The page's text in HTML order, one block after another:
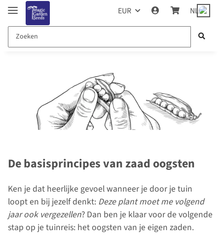
EUR NL
De basisprincipes van zaad oogsten
Ken je dat heerlijke gevoel wanneer je door je tuin
loopt en bij jezelf denkt: Deze plant moet me volgend
jaar ook vergezellen? Dan ben je klaar voor de volgende
stap op je tuinreis: het oogsten van je eigen zaden.